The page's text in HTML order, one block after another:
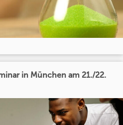
in München am 21./22.